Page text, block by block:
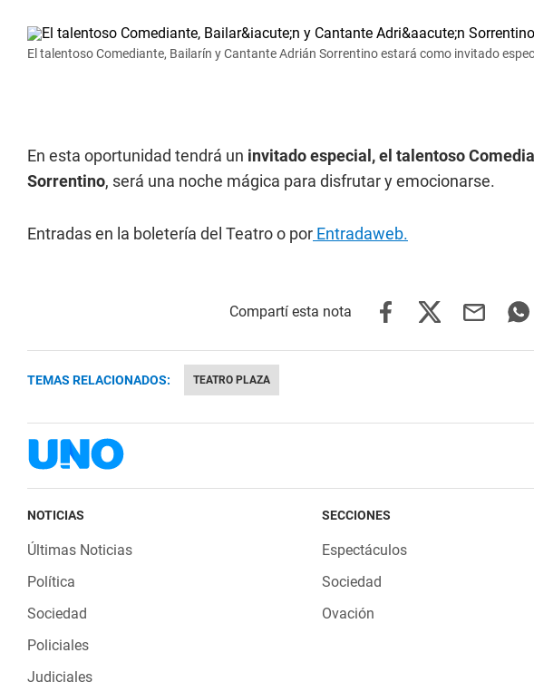
El talentoso Comediante, Bailarín y Cantante Adrián Sorrentino estará como invitado
En esta oportunidad tendrá un invitado especial, el talentoso
Sorrentino, será una noche mágica para disfrutar y emocionarse.
Entradas en la boletería del Teatro o por Entradaweb.
TEMAS RELACIONADOS: TEATRO PLAZA
NOTICIAS
Últimas Noticias
Política
Sociedad
Policiales
Judiciales
SECCIONES
Espectáculos
Sociedad
Ovación